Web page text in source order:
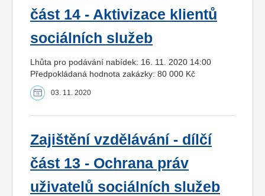
část 14 - Aktivizace klientů
sociálních služeb
Lhůta pro podávání nabídek: 16. 11. 2020 14:00
Předpokládaná hodnota zakázky: 80 000 Kč
03. 11. 2020
Zajištění vzdělávání - dílčí
část 13 - Ochrana práv
uživatelů sociálních služeb